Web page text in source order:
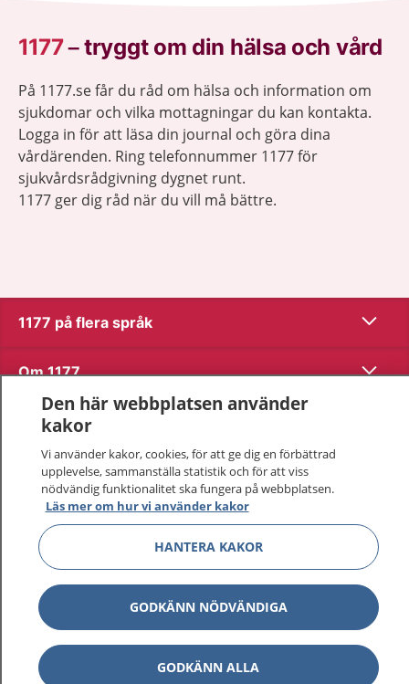
1177–tryggt om din hälsa och vård
På 1177.se får du råd om hälsa och information om
sjukdomar och vilka mottagningar du kan kontakta.
Logga in för att läsa din journal och göra dina
vårdärenden. Ring telefonnummer 1177 för
sjukvårdsrådgivning dygnet runt.
1177 ger dig råd när du vill må bättre.
1177 på flera språk Visa
Om 1177 Visa
Kontakt
Behandling av personuppgifter
Hantering av kakor
Inställningar för kakor
1177 – en tjänst frånInera.
Den här webbplatsen använder
kakor
Vi använder kakor, cookies, för att ge dig en förbättrad
upplevelse, sammanställa statistik och för att viss
nödvändig funktionalitet ska fungera på webbplatsen.
Läs mer om hur vi använder kakor
HANTERA KAKOR
GODKÄNN NÖDVÄNDIGA
GODKÄNN ALLA